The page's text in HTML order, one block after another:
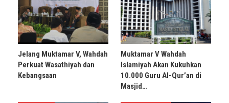
Jelang Muktamar V, Wahdah
Perkuat Wasathiyah dan
Kebangsaan
Muktamar V Wahdah
Islamiyah Akan Kukuhkan
10.000 Guru Al-Qur’an di
Masjid…